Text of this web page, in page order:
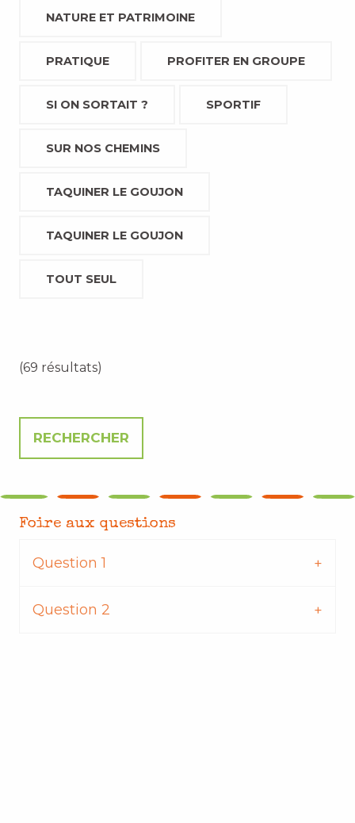
NATURE ET PATRIMOINE
PRATIQUE PROFITER EN GROUPE
SI ON SORTAIT ? SPORTIF
SUR NOS CHEMINS
TAQUINER LE GOUJON
TAQUINER LE GOUJON
TOUT SEUL
(69 résultats)
Foire aux questions
Question 1
Question 2